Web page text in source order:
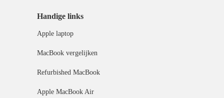
Handige links
Apple laptop
MacBook vergelijken
Refurbished MacBook
Apple MacBook Air